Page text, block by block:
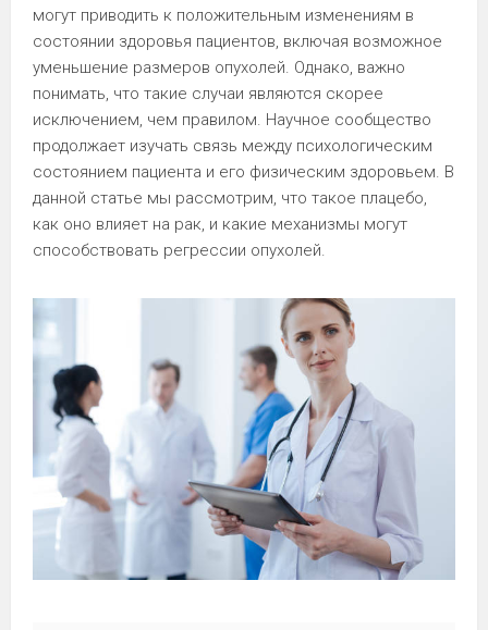
могут приводить к положительным изменениям в
состоянии здоровья пациентов, включая возможное
уменьшение размеров опухолей. Однако, важно
понимать, что такие случаи являются скорее
исключением, чем правилом. Научное сообщество
продолжает изучать связь между психологическим
состоянием пациента и его физическим здоровьем. В
данной статье мы рассмотрим, что такое плацебо,
как оно влияет на рак, и какие механизмы могут
способствовать регрессии опухолей.